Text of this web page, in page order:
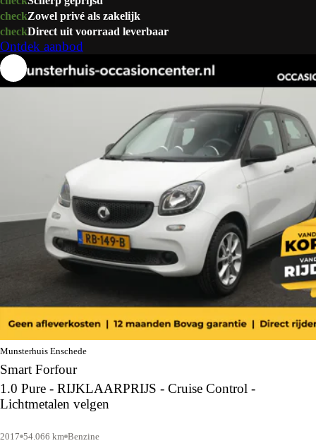
checkZowel privé als zakelijk
checkDirect uit voorraad leverbaar
Ontdek aanbod
Munsterhuis Enschede
Smart Forfour
1.0 Pure - RIJKLAARPRIJS - Cruise Control -
Lichtmetalen velgen
2017 54.066 km Benzine